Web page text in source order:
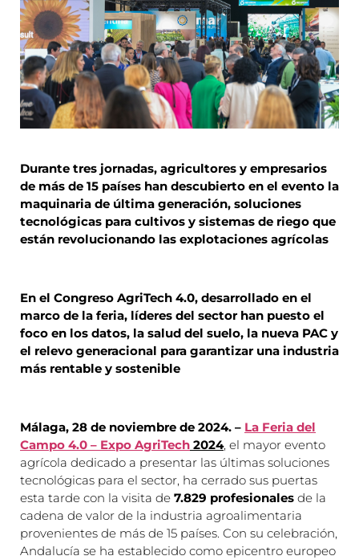
Durante tres jornadas, agricultores y empresarios
de más de 15 países han descubierto en el evento la
maquinaria de última generación, soluciones
tecnológicas para cultivos y sistemas de riego que
están revolucionando las explotaciones agrícolas
En el Congreso AgriTech 4.0, desarrollado en el
marco de la feria, líderes del sector han puesto el
foco en los datos, la salud del suelo, la nueva PAC y
el relevo generacional para garantizar una industria
más rentable y sostenible
Málaga, 28 de noviembre de 2024. – La Feria del
Campo 4.0 – Expo AgriTech 2024, el mayor evento
agrícola dedicado a presentar las últimas soluciones
tecnológicas para el sector, ha cerrado sus puertas
esta tarde con la visita de 7.829 profesionales de la
cadena de valor de la industria agroalimentaria
provenientes de más de 15 países. Con su celebración,
Andalucía se ha establecido como epicentro europeo